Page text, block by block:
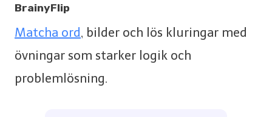
BrainyFlip
Matcha ord, bilder och lös kluringar med
övningar som starker logik och
problemlösning.